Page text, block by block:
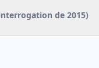
de 2015)